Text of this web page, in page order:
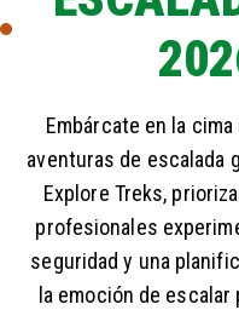
Embárcate en la
aventuras de escalada
Explore Treks,
profesionales
seguridad y una
la emoción de